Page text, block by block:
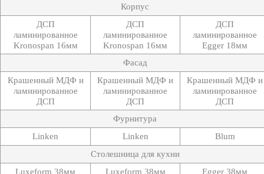
Корпус
ДСП
ламинированное
Kronospan 16мм
ДСП
ламинированное
Kronospan 16мм
ДСП
ламинированное
Egger 18мм
Фасад
Крашенный МДФ и
ламинированное
ДСП
Крашенный МДФ и
ламинированное
ДСП
Крашенный МДФ и
ламинированное
ДСП
Фурнитура
Linken
Linken
Blum
Столешница для кухни
Luxeform 38мм
Luxeform 38мм Egger 38мм